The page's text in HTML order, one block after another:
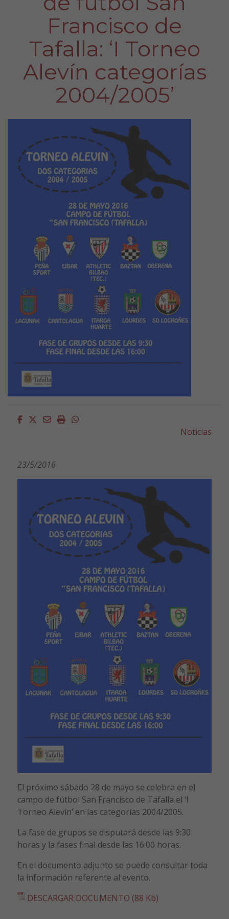
Francisco de
Tafalla: ‘I Torneo
Alevín categorías
2004/2005’
Facebook
Twitter
EmailImprimirWhatsapp
Noticias
23/5/2016
El próximo sábado 28 de mayo se celebra en el
campo de fútbol San Francisco de Tafalla el ‘I
Torneo Alevín’ en las categorías 2004/2005.
La fase de grupos se disputará desde las 9:30
horas y la fases final desde las 16:00 horas.
En el documento adjunto se puede consultar toda
la información referente al evento.
DESCARGAR DOCUMENTO (88 Kb)